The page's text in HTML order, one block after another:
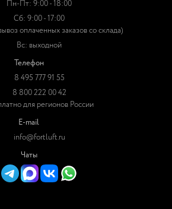
Пн-Пт: 9:00 - 18:00
Сб: 9:00 - 17:00
оплаченных заказов со склада)
Вс: выходной
Телефон
8 495 777 91 55
8 800 222 00 42
для регионов России
E-mail
info@fortluft.ru
Чаты